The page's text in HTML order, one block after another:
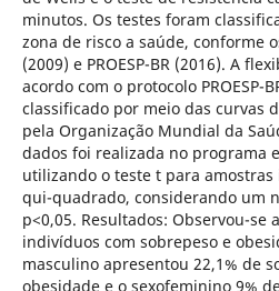
minutos. Os testes foram
zona de risco a saúde, conforme
(2009) e PROESP-BR (2016). A
acordo com o protocolo PROESP-
classificado por meio das curvas
pela Organização Mundial da
dados foi realizada no programa
utilizando o teste t para
qui-quadrado, considerando um
p<0,05. Resultados: Observou-se
indivíduos com sobrepeso e
masculino apresentou 22,1% de
obesidade e o sexofeminino 9%